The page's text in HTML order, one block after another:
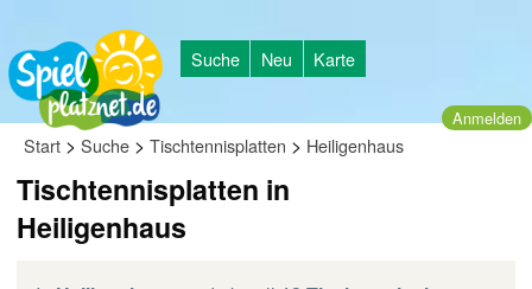
Suche Neu Karte
Anmelden
Start > Suche > Tischtennisplatten > Heiligenhaus
Tischtennisplatten in
Heiligenhaus